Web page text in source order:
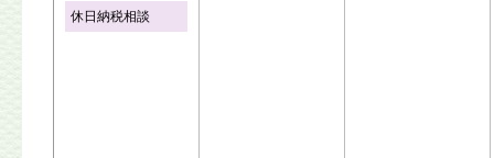
休日納税相談